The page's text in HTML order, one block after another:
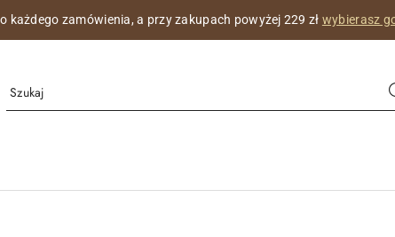
wizytówka z imieniem Twojego kotka,co miesiąc z innym